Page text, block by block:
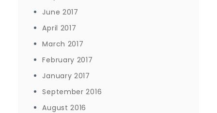
June 2017
April 2017
March 2017
February 2017
January 2017
September 2016
August 2016